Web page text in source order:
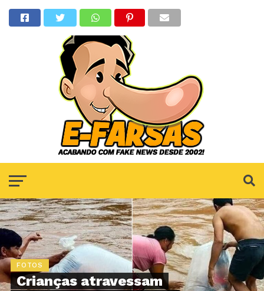
FOTOS
Crianças atravessam